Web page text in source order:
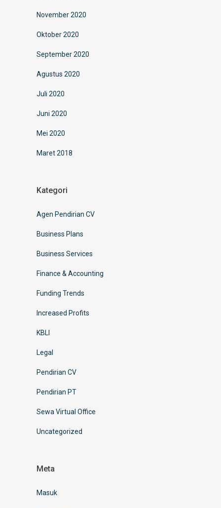
November 2020
Oktober 2020
September 2020
Agustus 2020
Juli 2020
Juni 2020
Mei 2020
Maret 2018
Kategori
Agen Pendirian CV
Business Plans
Business Services
Finance & Accounting
Funding Trends
Increased Profits
KBLI
Legal
Pendirian CV
Pendirian PT
Sewa Virtual Office
Uncategorized
Meta
Masuk